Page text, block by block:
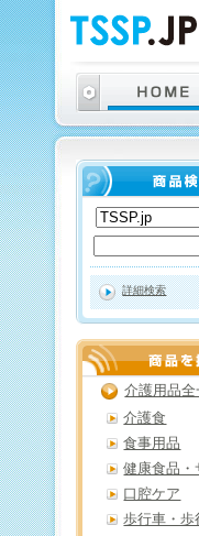
詳細検索
介護用品全
介護食
食事用品
健康食品・
口腔ケア
歩行車・歩